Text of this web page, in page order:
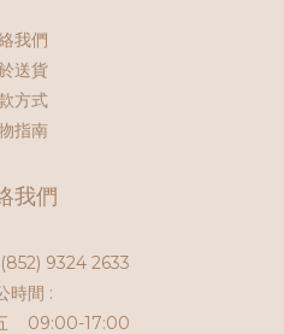
我們
送貨
方式
指南
我們
(852) 9324 2633
時間 :
09:00-17:00